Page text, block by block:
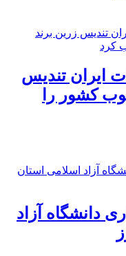
ایران تندیس
کشور را
دانشگاه آزاد